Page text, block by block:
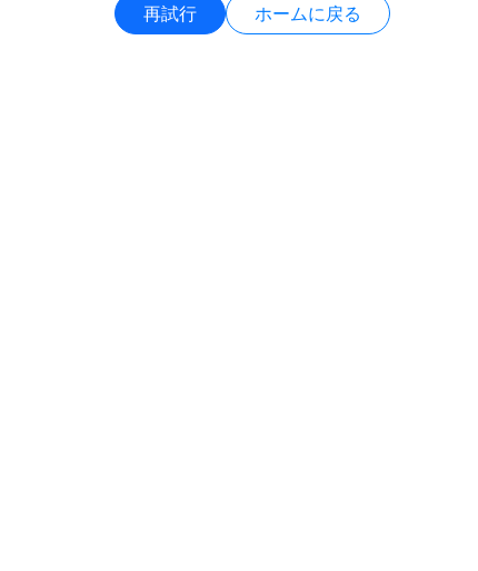
再試行 ホームに戻る